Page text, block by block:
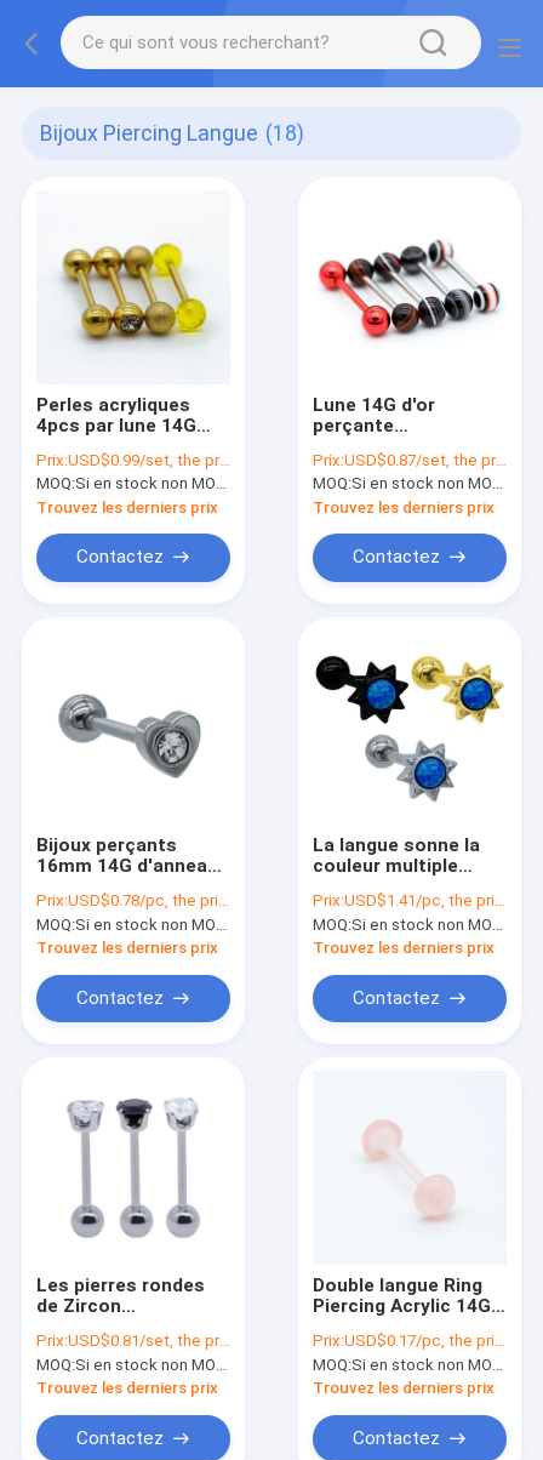
Bijoux Piercing Langue (18)
Perles acryliques
4pcs par lune 14G
bijoux 16mm
d'anneau réglé de
langue
Prix:USD$0.99/set, the price will be more lower according to qty.
MOQ:Si en stock non MOQ, sinon, ayez besoin de 300pcs.
Trouvez les derniers prix
Contactez
Lune 14G d'or
perçante
filetée des bijoux
16mm de langue de
scoop
Prix:USD$0.87/set, the price will be more lower according to qty.
MOQ:Si en stock non MOQ, sinon, ayez besoin de 300pcs.
Trouvez les derniers prix
Contactez
Bijoux perçants
16mm 14G d'anneau
d'acier inoxydable du
coeur 316 d'amour
Prix:USD$0.78/pc, the price will be more lower according to qty.
MOQ:Si en stock non MOQ, sinon, ayez besoin de 300pcs.
Trouvez les derniers prix
Contactez
La langue sonne la
couleur multiple
d'Opal Stone Jewelry
Stainless Steel
Prix:USD$1.41/pc, the price will be more lower according to qty.
MOQ:Si en stock non MOQ, sinon, ayez besoin de 300pcs.
Trouvez les derniers prix
Contactez
Les pierres rondes
de Zircon
inoxydable perçant
des bijoux 14G 316
Prix:USD$0.81/set, the price will be more lower according to qty.
MOQ:Si en stock non MOQ, sinon, ayez besoin de 300pcs.
Trouvez les derniers prix
Contactez
Double langue Ring
Piercing Acrylic 14G
de dôme de rose
Prix:USD$0.17/pc, the price will be more lower according to qty.
MOQ:Si en stock non MOQ, sinon, ayez besoin de 300pcs.
Trouvez les derniers prix
Contactez